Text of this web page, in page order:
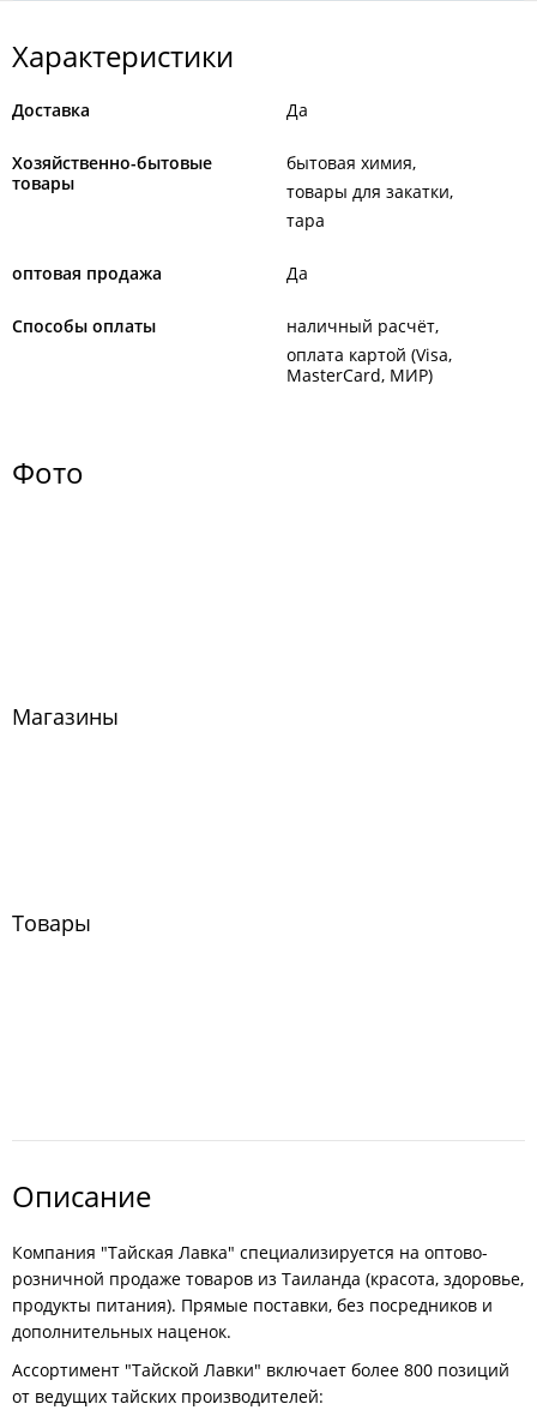
Характеристики
Доставка Да
Хозяйственно-бытовые
товары
бытовая химия
товары для закатки
тара
оптовая продажа Да
Способы оплаты
наличный расчёт
оплата картой (Visa,
MasterCard, МИР)
Фото
Магазины
Товары
Описание
Компания "Тайская Лавка" специализируется на оптово-
розничной продаже товаров из Таиланда (красота, здоровье,
продукты питания). Прямые поставки, без посредников и
дополнительных наценок.
Ассортимент "Тайской Лавки" включает более 800 позиций
от ведущих тайских производителей: